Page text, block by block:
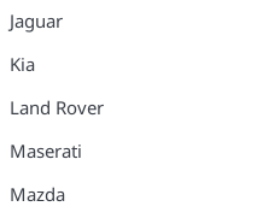
Jaguar
Kia
Land Rover
Maserati
Mazda